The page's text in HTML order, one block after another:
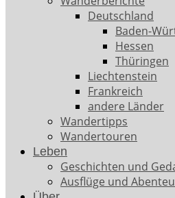
Deutschland
Baden-
Hessen
Thüringen
Liechtenstein
Frankreich
andere Länder
Wandertipps
Wandertouren
Leben
Geschichten und
Ausflüge und